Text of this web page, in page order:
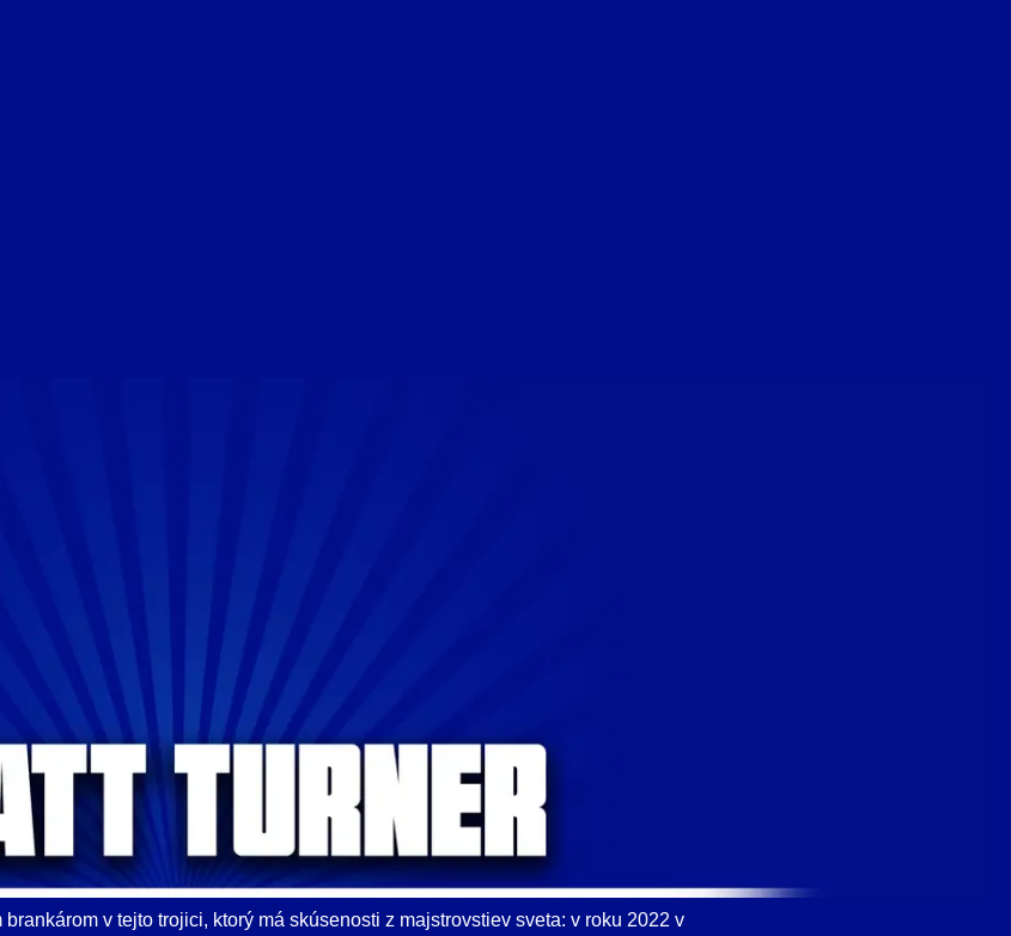
v tejto trojici, ktorý má skúsenosti z majstrovstiev sveta: v roku 2022 v